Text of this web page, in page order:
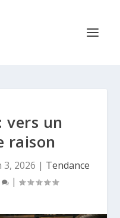
vers un
raison
3, 2026 | Tendance
|